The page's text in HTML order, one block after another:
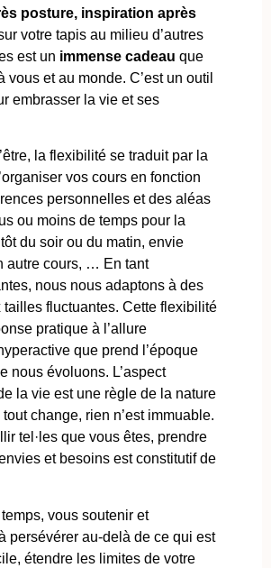
posture, inspiration après
votre tapis au milieu d’autres
est un immense cadeau que
vous et au monde. C’est un outil
embrasser la vie et ses
la flexibilité se traduit par la
vos cours en fonction
personnelles et des aléas
ou moins de temps pour la
du soir ou du matin, envie
autre cours, … En tant
nous nous adaptons à des
tailles fluctuantes. Cette flexibilité
pratique à l’allure
que prend l’époque
nous évoluons. L’aspect
la vie est une règle de la nature
change, rien n’est immuable.
tel·les que vous êtes, prendre
et besoins est constitutif de
vous soutenir et
persévérer au-delà de ce qui est
étendre les limites de votre